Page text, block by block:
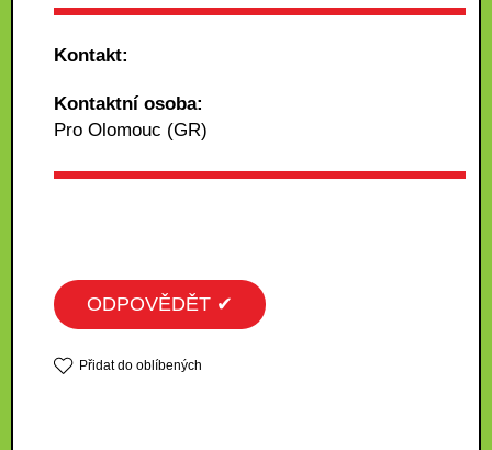
Kontakt:
Kontaktní osoba:
Pro Olomouc (GR)
ODPOVĚDĚT ✔
Přidat do oblíbených